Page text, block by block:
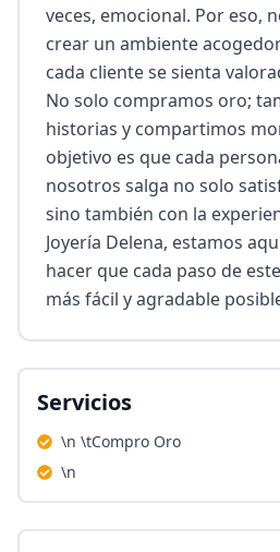
veces, emocional. Por eso,
crear un ambiente
cada cliente se sienta
No solo compramos oro;
historias y compartimos
objetivo es que cada
nosotros salga no solo
sino también con la
Joyería Delena, estamos
hacer que cada paso de
más fácil y agradable
Servicios
\n \tCompro Oro
\n